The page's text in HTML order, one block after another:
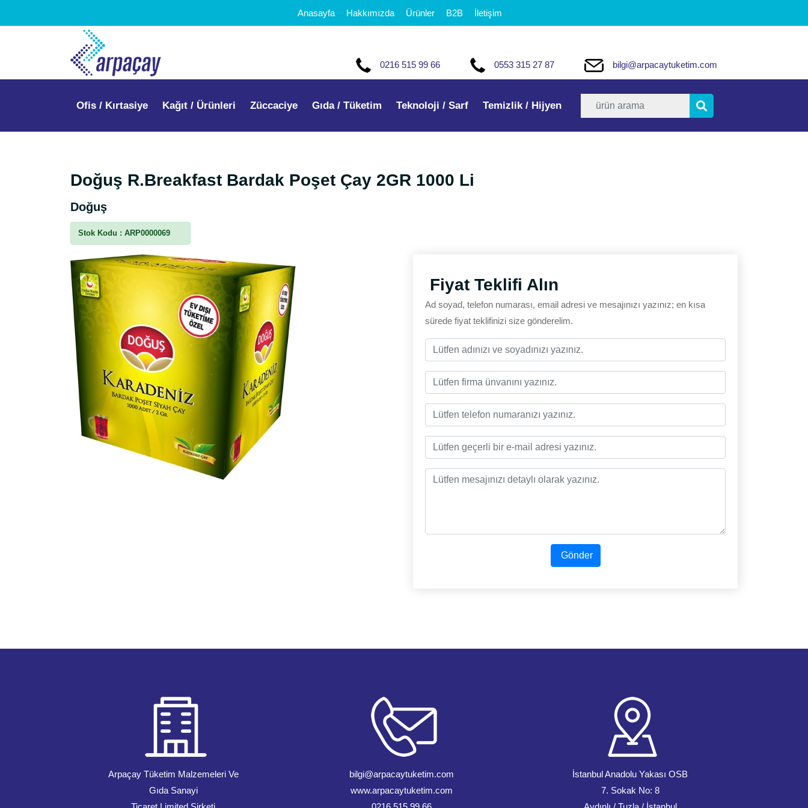
Anasayfa Hakkımızda Ürünler B2B İletişim
0216 515 99 66 0553 315 27 87 bilgi@arpacaytuketim.com
Ofis / Kırtasiye Kağıt / Ürünleri Züccaciye Gıda / Tüketim Teknoloji / Sarf Temizlik / Hijyen
Doğuş R.Breakfast Bardak Poşet Çay 2GR 1000 Li
Doğuş
Stok Kodu : ARP0000069
Fiyat Teklifi Alın
Ad soyad, telefon numarası, email adresi ve mesajınızı yazınız; en kısa
sürede fiyat teklifinizi size gönderelim.
Gönder
Arpaçay Tüketim Malzemeleri Ve
Gıda Sanayi
bilgi@arpacaytuketim.com
www.arpacaytuketim.com
İstanbul Anadolu Yakası OSB
7. Sokak No: 8